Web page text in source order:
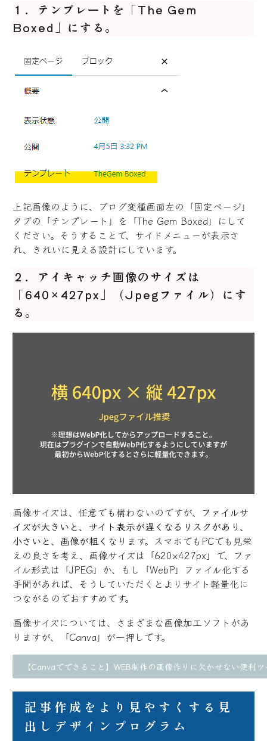
１．テンプレートを「The Gem
Boxed」にする。
上記画像のように、ブログ変種画面左の「固定ページ」
タブの「テンプレート」を「The Gem Boxed」にして
ください。そうすることで、サイドメニューが表示さ
れ、きれいに見える設計にしています。
２．アイキャッチ画像のサイズは
「640×427px」（Jpegファイル）にす
る。
画像サイズは、任意でも構わないのですが、
ファイルサ
イズが大きいと、サイト表示が遅くなるリスクがあり、
小さいと、画像が粗く なります。スマホでもPCでも見栄
えの良さを考え、画像サイズは「620×427px」で、ファ
イル形式は「JPEG」か、もし「WebP」ファイル化する
手間があれば、そうしていただくとよりサイト軽量化に
つながるのでおすすめです。
画像サイズについては、さまざまな画像加工ソフトがあ
りますが、「Canva」が一押しです。
【Canvaでできること】WEB制作の画像作りに欠かせない便利
記事作成をより見やすくする見
出しデザインプログラム